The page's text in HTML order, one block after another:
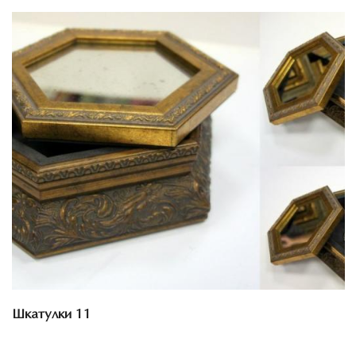
Смотреть проект
Шкатулки 11